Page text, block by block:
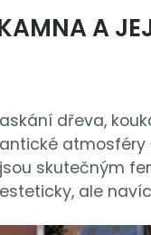
A
dřeva,
atmosféry
skutečným
ale